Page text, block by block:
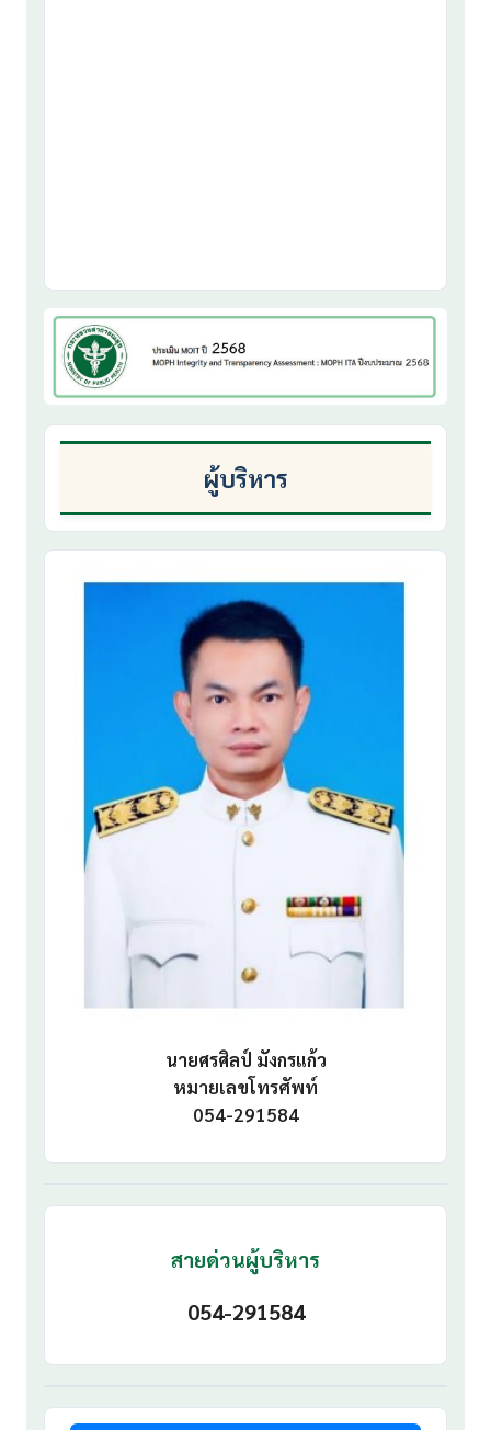
ผู้บริหาร
นายศรศิลป์ มังกรแก้ว
หมายเลขโทรศัพท์
054-291584
สายด่วนผู้บริหาร
054-291584